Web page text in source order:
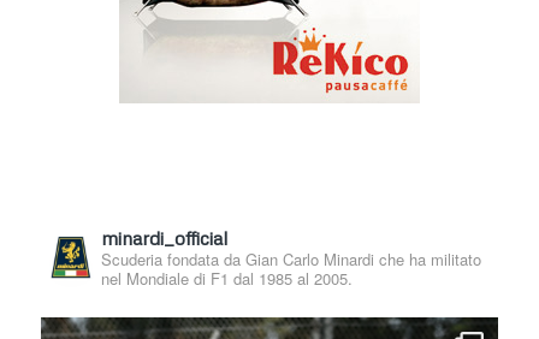
minardi_official
Scuderia fondata da Gian Carlo Minardi che ha militato
nel Mondiale di F1 dal 1985 al 2005.